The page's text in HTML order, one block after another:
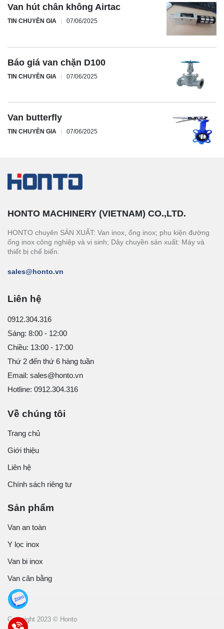
Van hút chân không Airtac
TIN CHUYÊN GIA 07/06/2025
Báo giá van chặn D100
TIN CHUYÊN GIA 07/06/2025
Van butterfly
TIN CHUYÊN GIA 07/06/2025
HONTO MACHINERY (VIETNAM) CO.,LTD.
HONTO chuyên SẢN XUẤT: Van inox, ống inox; phụ kiện đường
ống inox công nghiệp và vi sinh; Dây chuyền sản xuất: Máy và
thiết bị chế biến.
sales@honto.vn
Liên hệ
0912.304.316
Sáng: 8:00 - 12:00
Chiều: 13:00 - 17:00
Thứ 2 đến thứ 6 hàng tuần
Email: sales@honto.vn
Hotline: 0912.304.316
Về chúng tôi
Trang chủ
Giới thiệu
Liên hệ
Chính sách riêng tư
Sản phẩm
Van an toàn
Y lọc inox
Van bi inox
Van cân bằng
Copyright 2023 © Honto